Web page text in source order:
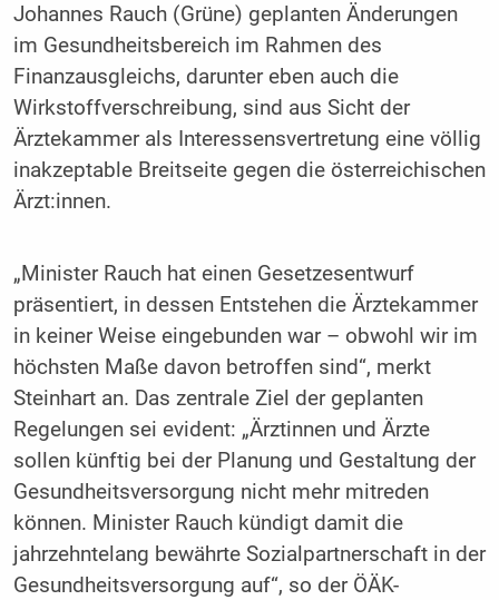
Johannes Rauch (Grüne) geplanten Änderungen
im Gesundheitsbereich im Rahmen des
Finanzausgleichs, darunter eben auch die
Wirkstoffverschreibung, sind aus Sicht der
Ärztekammer als Interessensvertretung eine völlig
inakzeptable Breitseite gegen die österreichischen
Ärzt:innen.
„Minister Rauch hat einen Gesetzesentwurf
präsentiert, in dessen Entstehen die Ärztekammer
in keiner Weise eingebunden war – obwohl wir im
höchsten Maße davon betroffen sind“, merkt
Steinhart an. Das zentrale Ziel der geplanten
Regelungen sei evident: „Ärztinnen und Ärzte
sollen künftig bei der Planung und Gestaltung der
Gesundheitsversorgung nicht mehr mitreden
können. Minister Rauch kündigt damit die
jahrzehntelang bewährte Sozialpartnerschaft in der
Gesundheitsversorgung auf“, so der ÖÄK-